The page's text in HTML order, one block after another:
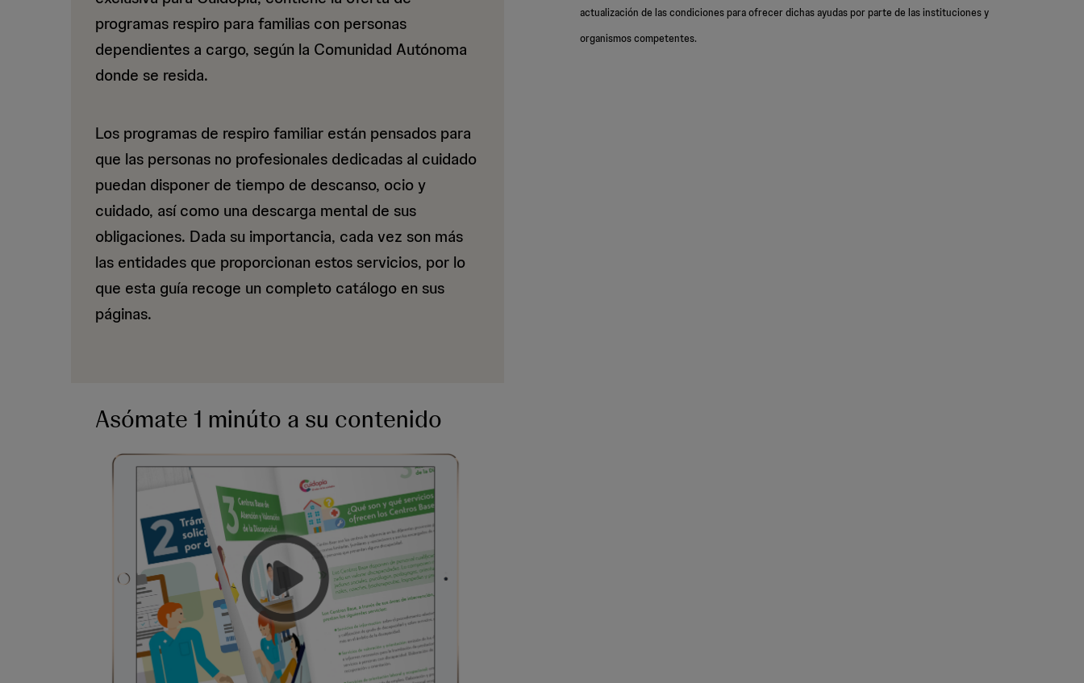
programas respiro para familias con personas
dependientes a cargo, según la Comunidad Autónoma
donde se resida.
Los programas de respiro familiar están pensados para
que las personas no profesionales dedicadas al cuidado
puedan disponer de tiempo de descanso, ocio y
cuidado, así como una descarga mental de sus
obligaciones. Dada su importancia, cada vez son más
las entidades que proporcionan estos servicios, por lo
que esta guía recoge un completo catálogo en sus
páginas.
Asómate 1 minúto a su contenido
actualización de las condiciones para ofrecer dichas ayudas por parte de las instituciones y
organismos competentes.